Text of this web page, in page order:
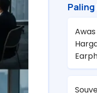
Paling